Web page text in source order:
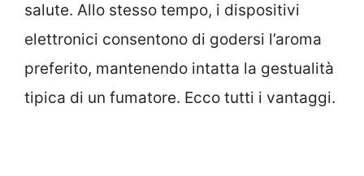
salute. Allo stesso tempo, i dispositivi
elettronici consentono di godersi l’aroma
preferito, mantenendo intatta la gestualità
tipica di un fumatore. Ecco tutti i vantaggi.